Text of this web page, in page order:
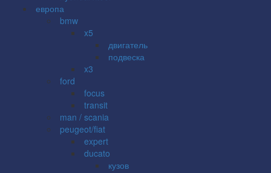
европа
bmw
x5
двигатель
подвеска
x3
ford
focus
transit
man / scania
peugeot/fiat
expert
ducato
кузов